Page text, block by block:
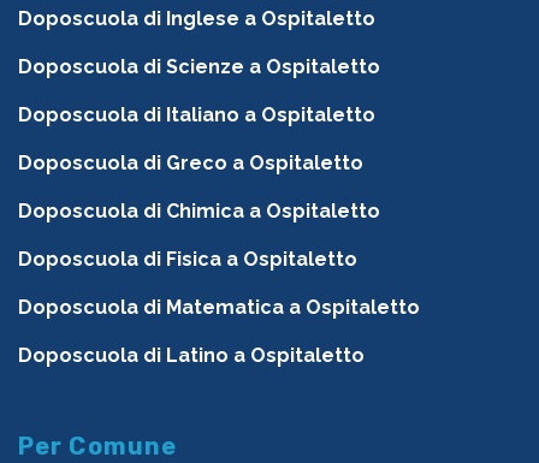
Doposcuola di Inglese a Ospitaletto
Doposcuola di Scienze a Ospitaletto
Doposcuola di Italiano a Ospitaletto
Doposcuola di Greco a Ospitaletto
Doposcuola di Chimica a Ospitaletto
Doposcuola di Fisica a Ospitaletto
Doposcuola di Matematica a Ospitaletto
Doposcuola di Latino a Ospitaletto
Per Comune